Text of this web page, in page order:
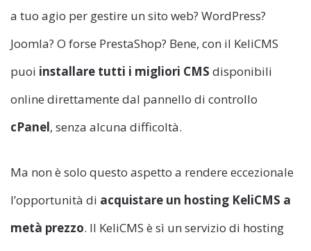
a tuo agio per gestire un sito web? WordPress?
Joomla? O forse PrestaShop? Bene, con il KeliCMS
puoi installare tutti i migliori CMS disponibili
online direttamente dal pannello di controllo
cPanel, senza alcuna difficoltà.
Ma non è solo questo aspetto a rendere eccezionale
l’opportunità di acquistare un hosting KeliCMS a
metà prezzo. Il KeliCMS è sì un servizio di hosting